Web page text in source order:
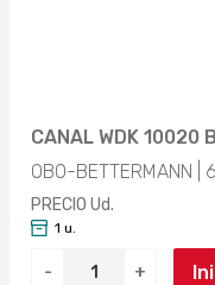
CANAL WDK 10020
OBO-BETTERMANN |
PRECIO Ud.
- +
1 u.